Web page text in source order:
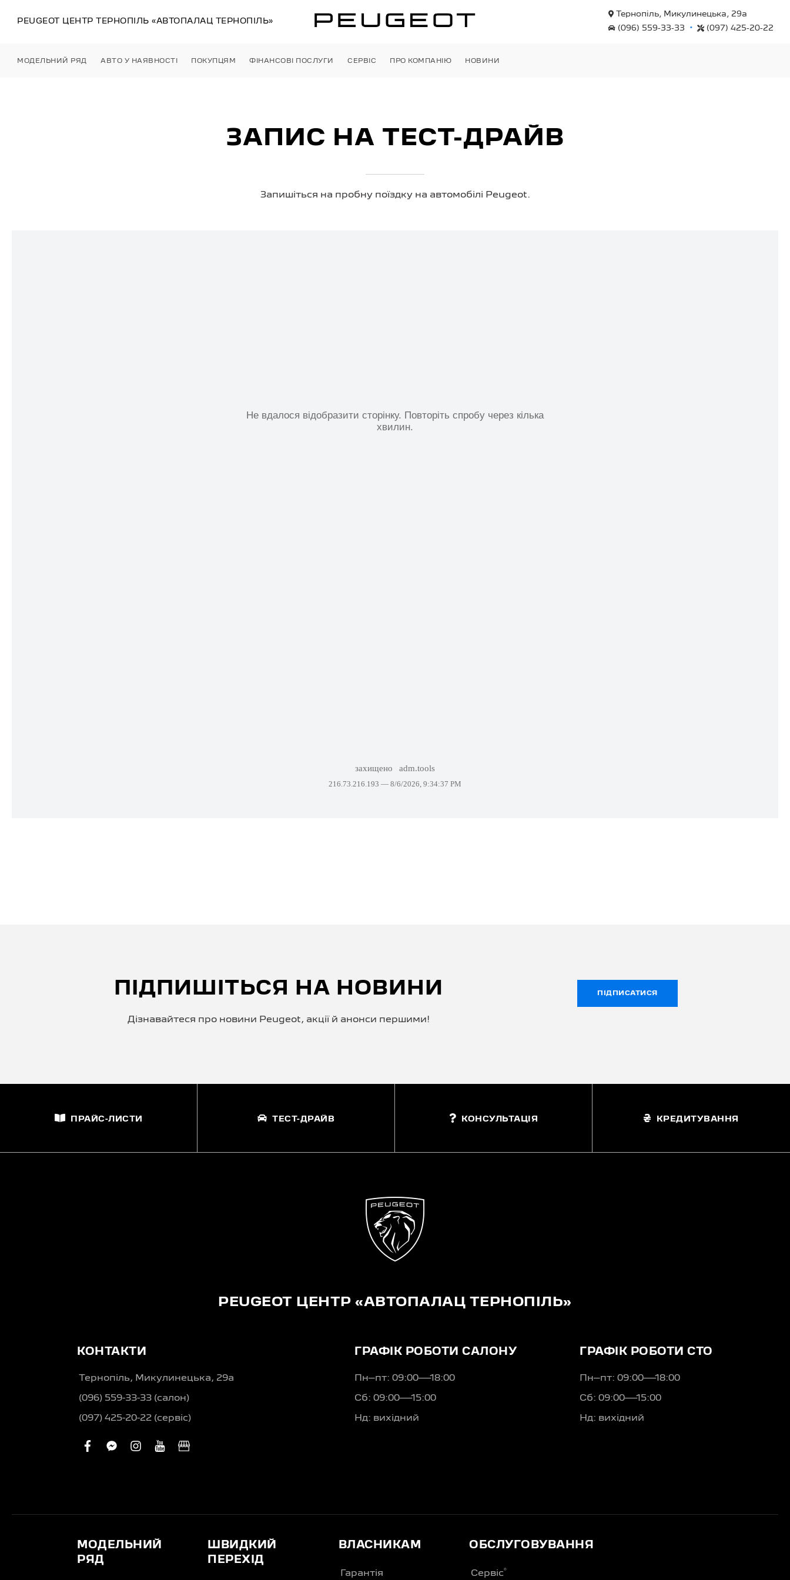
PEUGEOT ЦЕНТР ТЕРНОПІЛЬ «АВТОПАЛАЦ ТЕРНОПІЛЬ»
Тернопіль, Микулинецька, 29а
(096) 559-33-33
• (097) 425-20-22
МОДЕЛЬНИЙ РЯД АВТО У НАЯВНОСТІ ПОКУПЦЯМ ФІНАНСОВІ ПОСЛУГИ СЕРВІС ПРО КОМПАНІЮ НОВИНИ
ЗАПИС НА ТЕСТ-ДРАЙВ
Запишіться на пробну поїздку на автомобілі Peugeot.
ПІДПИШІТЬСЯ НА НОВИНИ
Дізнавайтеся про новини Peugeot, акції й анонси першими!
ПІДПИСАТИСЯ
ПРАЙС-ЛИСТИ ТЕСТ-ДРАЙВ КОНСУЛЬТАЦІЯ КРЕДИТУВАННЯ
PEUGEOT ЦЕНТР «АВТОПАЛАЦ ТЕРНОПІЛЬ»
КОНТАКТИ
Тернопіль, Микулинецька, 29а
(096) 559-33-33 (салон)
(097) 425-20-22 (сервіс)
facebook
facebook-
instagram
youtube
business
ГРАФІК РОБОТИ САЛОНУ
Пн–пт: 09:00—18:00
Сб: 09:00—15:00
Нд: вихідний
ГРАФІК РОБОТИ СТО
Пн–пт: 09:00—18:00
Сб: 09:00—15:00
Нд: вихідний
МОДЕЛЬНИЙ
РЯД
ШВИДКИЙ
ПЕРЕХІД
ВЛАСНИКАМ
Гарантія
ОБСЛУГОВУВАННЯ
Сервіс®